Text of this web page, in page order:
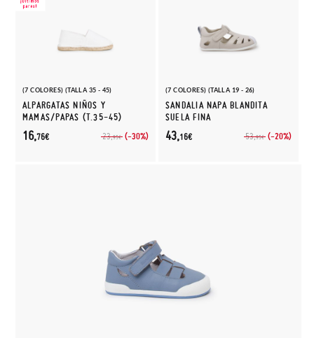
(7 COLORES) (TALLA 35 - 45)
ALPARGATAS NIÑOS Y
MAMAS/PAPAS (T.35-45)
23,95€ (-30%)
16,76€
(7 COLORES) (TALLA 19 - 26)
SANDALIA NAPA BLANDITA
SUELA FINA
53,95€ (-20%)
43,16€